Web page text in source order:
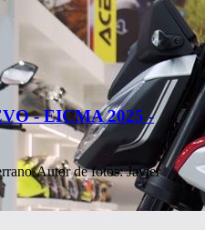
- EICMA 2025 -
·Autor de fotos: Javier